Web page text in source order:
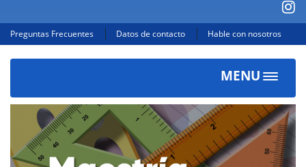
Preguntas Frecuentes Datos de contacto Hable con nosotros
MENU
Toggle
Previous Next